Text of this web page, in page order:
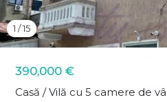
390,000 €
Casă / Vilă cu 5 camere de
1 /15